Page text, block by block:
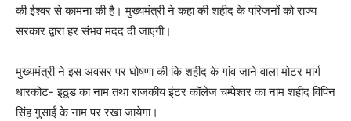
की ईश्वर से कामना की है। मुख्यमंत्री ने कहा की शहीद के परिजनों को राज्य
सरकार द्वारा हर संभव मदद दी जाएगी।
मुख्यमंत्री ने इस अवसर पर घोषणा की कि शहीद के गांव जाने वाला मोटर मार्ग
धारकोट- इठूड का नाम तथा राजकीय इंटर कॉलेज चम्पेश्वर का नाम शहीद विपिन
सिंह गुसाईं के नाम पर रखा जायेगा।